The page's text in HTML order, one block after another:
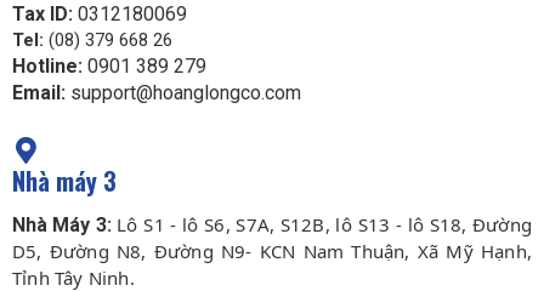
Tax ID: 0312180069
Tel: (08) 379 668 26
Hotline: 0901 389 279
Email: support@hoanglongco.com
Nhà máy 3
Nhà Máy 3: Lô S1 - lô S6, S7A, S12B, lô S13 - lô S18, Đường
D5, Đường N8, Đường N9- KCN Nam Thuận, Xã Mỹ Hạnh,
Tỉnh Tây Ninh.